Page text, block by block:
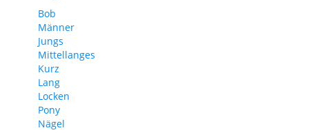
Bob
Männer
Jungs
Mittellanges
Kurz
Lang
Locken
Pony
Nägel